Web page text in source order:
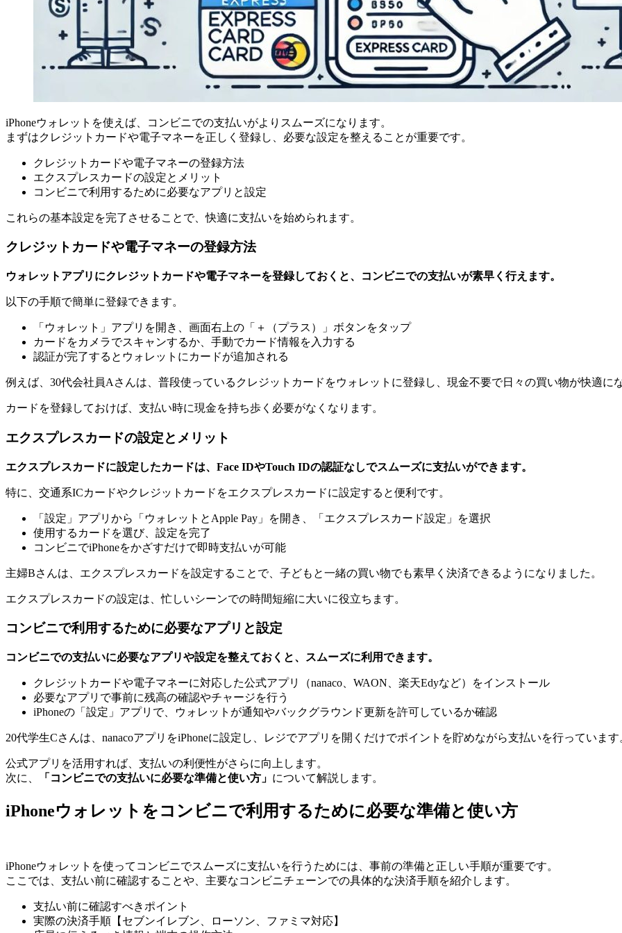
iPhoneウォレットを使えば、コンビニでの支払いがよりスムーズになります。
まずはクレジットカードや電子マネーを正しく登録し、必要な設定を整えることが重要です。
クレジットカードや電子マネーの登録方法
エクスプレスカードの設定とメリット
コンビニで利用するために必要なアプリと設定
これらの基本設定を完了させることで、快適に支払いを始められます。
クレジットカードや電子マネーの登録方法
ウォレットアプリにクレジットカードや電子マネーを登録しておくと、コンビニでの支払いが素早く行えます。
以下の手順で簡単に登録できます。
「ウォレット」アプリを開き、画面右上の「＋（プラス）」ボタンをタップ
カードをカメラでスキャンするか、手動でカード情報を入力する
認証が完了するとウォレットにカードが追加される
例えば、30代会社員Aさんは、普段使っているクレジットカードをウォレットに登録し、現金不要で日々の買い物が快適に
カードを登録しておけば、支払い時に現金を持ち歩く必要がなくなります。
エクスプレスカードの設定とメリット
エクスプレスカードに設定したカードは、Face IDやTouch IDの認証なしでスムーズに支払いができます。
特に、交通系ICカードやクレジットカードをエクスプレスカードに設定すると便利です。
「設定」アプリから「ウォレットとApple Pay」を開き、「エクスプレスカード設定」を選択
使用するカードを選び、設定を完了
コンビニでiPhoneをかざすだけで即時支払いが可能
主婦Bさんは、エクスプレスカードを設定することで、子どもと一緒の買い物でも素早く決済できるようになりました。
エクスプレスカードの設定は、忙しいシーンでの時間短縮に大いに役立ちます。
コンビニで利用するために必要なアプリと設定
コンビニでの支払いに必要なアプリや設定を整えておくと、スムーズに利用できます。
クレジットカードや電子マネーに対応した公式アプリ（nanaco、WAON、楽天Edyなど）をインストール
必要なアプリで事前に残高の確認やチャージを行う
iPhoneの「設定」アプリで、ウォレットが通知やバックグラウンド更新を許可しているか確認
20代学生Cさんは、nanacoアプリをiPhoneに設定し、レジでアプリを開くだけでポイントを貯めながら支払いを行っています
公式アプリを活用すれば、支払いの利便性がさらに向上します。
次に、
「コンビニでの支払いに必要な準備と使い方」 について解説します。
iPhoneウォレットをコンビニで利用するために必要な準備と使い方
iPhoneウォレットを使ってコンビニでスムーズに支払いを行うためには、事前の準備と正しい手順が重要です。
ここでは、支払い前に確認することや、主要なコンビニチェーンでの具体的な決済手順を紹介します。
支払い前に確認すべきポイント
実際の決済手順【セブンイレブン、ローソン、ファミマ対応】